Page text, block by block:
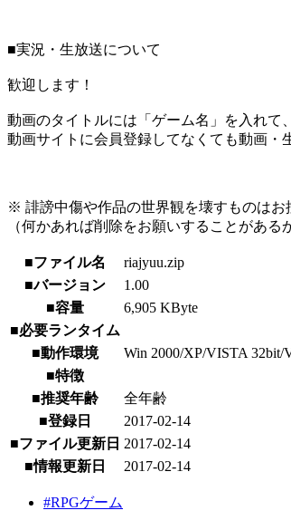
■実況・生放送について
歓迎します！
動画のタイトルには「ゲーム名」を入れて
動画サイトに会員登録してなくても動画・
※ 誹謗中傷や作品の世界観を壊すものはお
（何かあれば削除をお願いすることがあ
■ファイル名
riajyuu.zip
■バージョン
1.00
■容量
6,905 KByte
■必要ランタイム
■動作環境
Win 2000/XP/VISTA 32bit/
■特徴
■推奨年齢
全年齢
■登録日
2017-02-14
■ファイル更新日 2017-02-14
■情報更新日
2017-02-14
#RPGゲーム